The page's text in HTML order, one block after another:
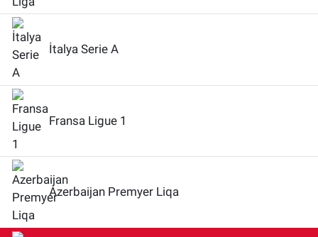
İtalya Serie A
Fransa Ligue 1
Azerbaijan Premyer Liqa